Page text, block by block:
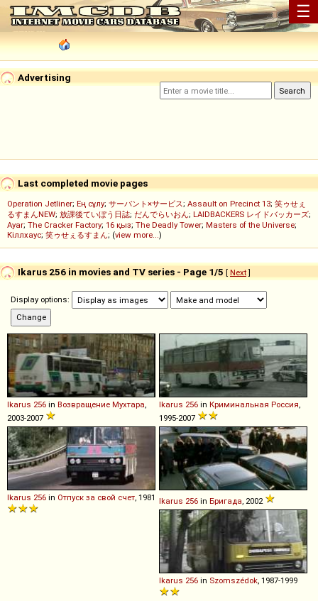
☰
Advertising
Last completed movie pages
Operation Jetliner; Ең сұлу; サーバント×サービス; Assault on Precinct 13; 笑ゥせぇ
るすまんNEW; 放課後ていぼう日誌; だんでらいおん; LAIDBACKERS レイドバッカーズ;
Ayar; The Cracker Factory; 16 қыз; The Deadly Tower; Masters of the Universe;
Кіллхаус; 笑ゥせぇるすまん; (view more...)
Ikarus 256 in movies and TV series - Page 1/5 [ Next]
Display options:
Ikarus 256 in Возвращение Мухтара
2003-2007
Ikarus 256 in Криминальная Россия
1995-2007
Ikarus 256 in Отпуск за свой счет , 1981 Ikarus 256 in Бригада , 2002
Ikarus 256 in Szomszédok , 1987-1999